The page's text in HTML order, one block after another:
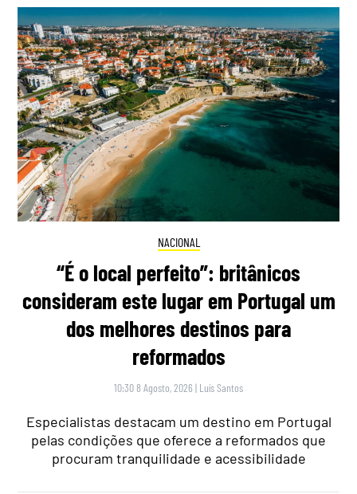
NACIONAL
“É o local perfeito”: britânicos
consideram este lugar em Portugal um
dos melhores destinos para
reformados
10:30 8 Agosto, 2026 | Luís Santos
Especialistas destacam um destino em Portugal
pelas condições que oferece a reformados que
procuram tranquilidade e acessibilidade